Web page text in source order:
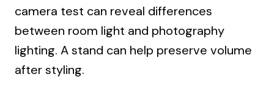
camera test can reveal differences
between room light and photography
lighting. A stand can help preserve volume
after styling.